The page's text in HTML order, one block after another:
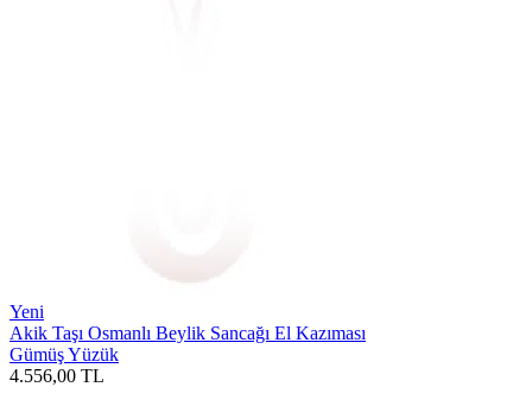
Yeni
Akik Taşı Osmanlı Beylik Sancağı El Kazıması
Gümüş Yüzük
4.556,00 TL